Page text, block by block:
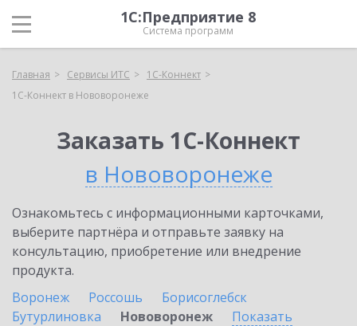
1С:Предприятие 8
Система программ
Главная Сервисы ИТС
1С-Коннект
1С-Коннект в Нововоронеже
Заказать 1С-Коннект
в Нововоронеже
Ознакомьтесь с информационными карточками,
выберите партнёра и отправьте заявку на
консультацию, приобретение или внедрение
продукта.
Воронеж
Россошь
Борисоглебск
Бутурлиновка
Нововоронеж
Показать